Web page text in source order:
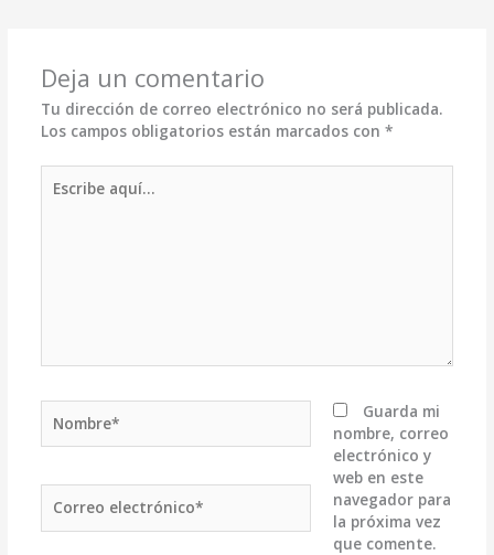
Deja un comentario
Tu dirección de correo electrónico no será publicada.
Los campos obligatorios están marcados con *
aquí...
electrónico*
Guarda mi
nombre, correo
electrónico y
web en este
navegador para
la próxima vez
que comente.